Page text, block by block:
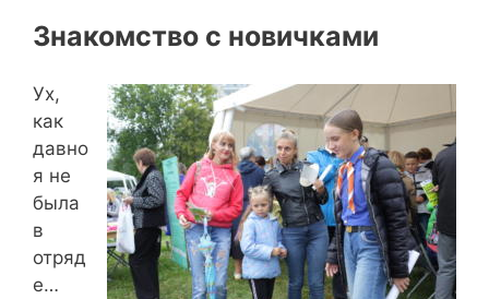
Знакомство с новичками
Ух,
как
давно
я не
была
в
отряд
е…